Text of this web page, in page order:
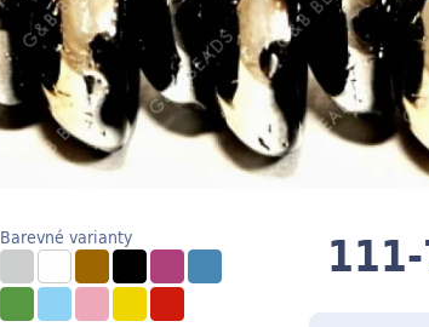
Barevné varianty